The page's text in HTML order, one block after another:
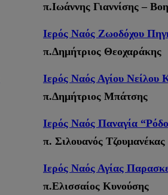
π.Ιωάννης Γιαννίσης –
Ιερός Ναός Ζωοδόχου
π.Δημήτριος Θεοχαράκης
Ιερός Ναός Αγίου Νείλου
π.Δημήτριος Μπάτσης
Ιερός Ναός Παναγία
π. Σιλουανός Τζουμανέκας
Ιερός Ναός Αγίας
π.Ελισσαίος Κυνούσης